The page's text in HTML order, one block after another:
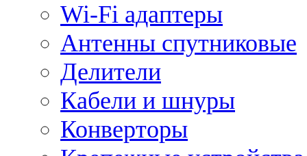
Wi-Fi адаптеры
Антенны спутниковые
Делители
Кабели и шнуры
Конверторы